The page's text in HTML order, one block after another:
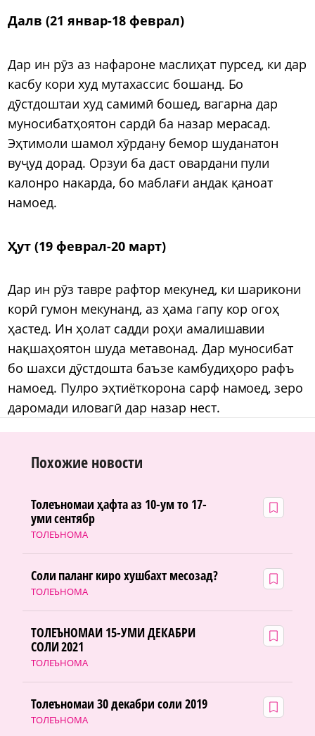
Далв (21 январ-18 феврал)
Дар ин рӯз аз нафароне маслиҳат пурсед, ки дар
касбу кори худ мутахассис бошанд. Бо
дӯстдоштаи худ самимӣ бошед, вагарна дар
муносибатҳоятон сардӣ ба назар мерасад.
Эҳтимоли шамол хӯрдану бемор шуданатон
вуҷуд дорад. Орзуи ба даст овардани пули
калонро накарда, бо маблағи андак қаноат
намоед.
Ҳут (19 феврал-20 март)
Дар ин рӯз тавре рафтор мекунед, ки шарикони
корӣ гумон мекунанд, аз ҳама гапу кор огоҳ
ҳастед. Ин ҳолат садди роҳи амалишавии
нақшаҳоятон шуда метавонад. Дар муносибат
бо шахси дӯстдошта баъзе камбудиҳоро рафъ
намоед. Пулро эҳтиёткорона сарф намоед, зеро
даромади иловагӣ дар назар нест.
Похожие новости
ТОЛЕЪНОМА
Толеъномаи ҳафта аз 10-ум то 17-
уми сентябр
ТОЛЕЪНОМА
Соли паланг киро хушбахт месозад?
ТОЛЕЪНОМА
ТОЛЕЪНОМАИ 15-УМИ ДЕКАБРИ
СОЛИ 2021
ТОЛЕЪНОМА
Толеъномаи 30 декабри соли 2019